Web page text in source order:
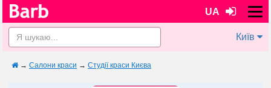
UA
Київ
→ Салони краси → Студії краси Києва